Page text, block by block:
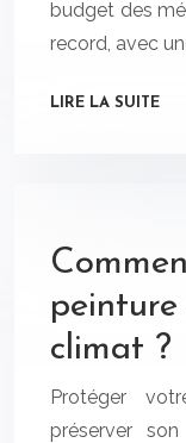
budget des
record, avec
LIRE LA SUITE
climat ?
Protéger
préserver